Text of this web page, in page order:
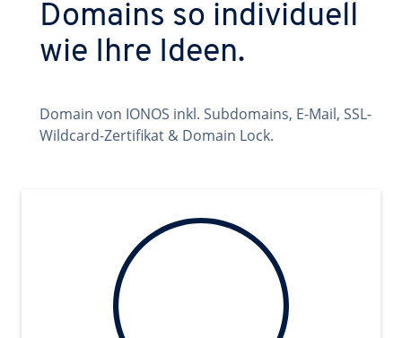
Domains so individuell
wie Ihre Ideen.
Domain von IONOS inkl. Subdomains, E-Mail, SSL-
Wildcard-Zertifikat & Domain Lock.